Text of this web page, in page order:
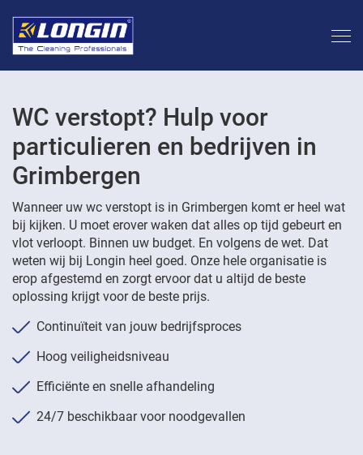
WC verstopt? Hulp voor
particulieren en bedrijven in
Grimbergen
Wanneer uw wc verstopt is in Grimbergen komt er heel wat
bij kijken. U moet erover waken dat alles op tijd gebeurt en
vlot verloopt. Binnen uw budget. En volgens de wet. Dat
weten wij bij Longin heel goed. Onze hele organisatie is
erop afgestemd en zorgt ervoor dat u altijd de beste
oplossing krijgt voor de beste prijs.
Continuïteit van jouw bedrijfsproces
Hoog veiligheidsniveau
Efficiënte en snelle afhandeling
24/7 beschikbaar voor noodgevallen